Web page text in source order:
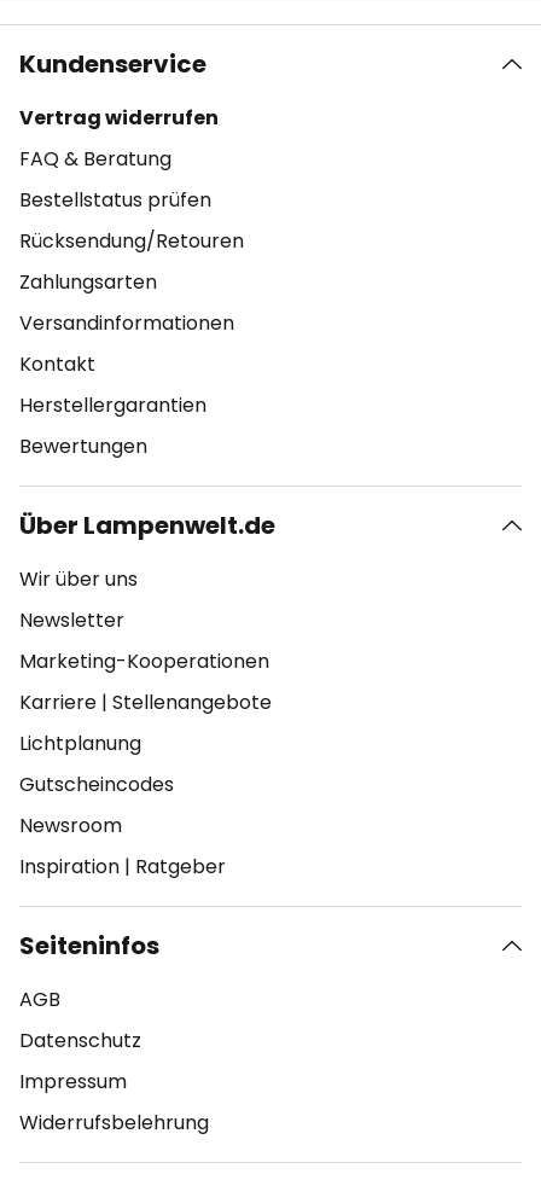
Kundenservice
Vertrag widerrufen
FAQ & Beratung
Bestellstatus prüfen
Rücksendung/Retouren
Zahlungsarten
Versandinformationen
Kontakt
Herstellergarantien
Bewertungen
Über Lampenwelt.de
Wir über uns
Newsletter
Marketing-Kooperationen
Karriere | Stellenangebote
Lichtplanung
Gutscheincodes
Newsroom
Inspiration | Ratgeber
Seiteninfos
AGB
Datenschutz
Impressum
Widerrufsbelehrung